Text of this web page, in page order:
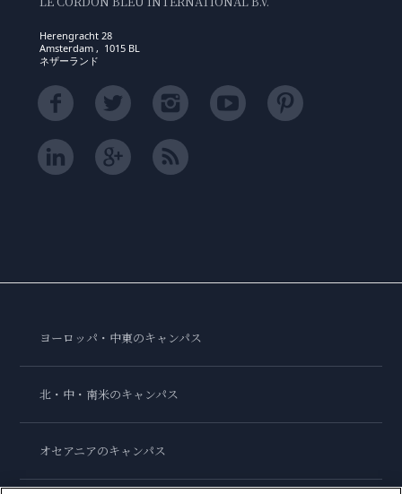
Herengracht 28
Amsterdam , 1015 BL
ネザーランド
ヨーロッパ・中東のキャンパス
北・中・南米のキャンパス
オセアニアのキャンパス